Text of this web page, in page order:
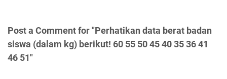
Post a Comment for "Perhatikan data berat badan
siswa (dalam kg) berikut! 60 55 50 45 40 35 36 41
46 51"